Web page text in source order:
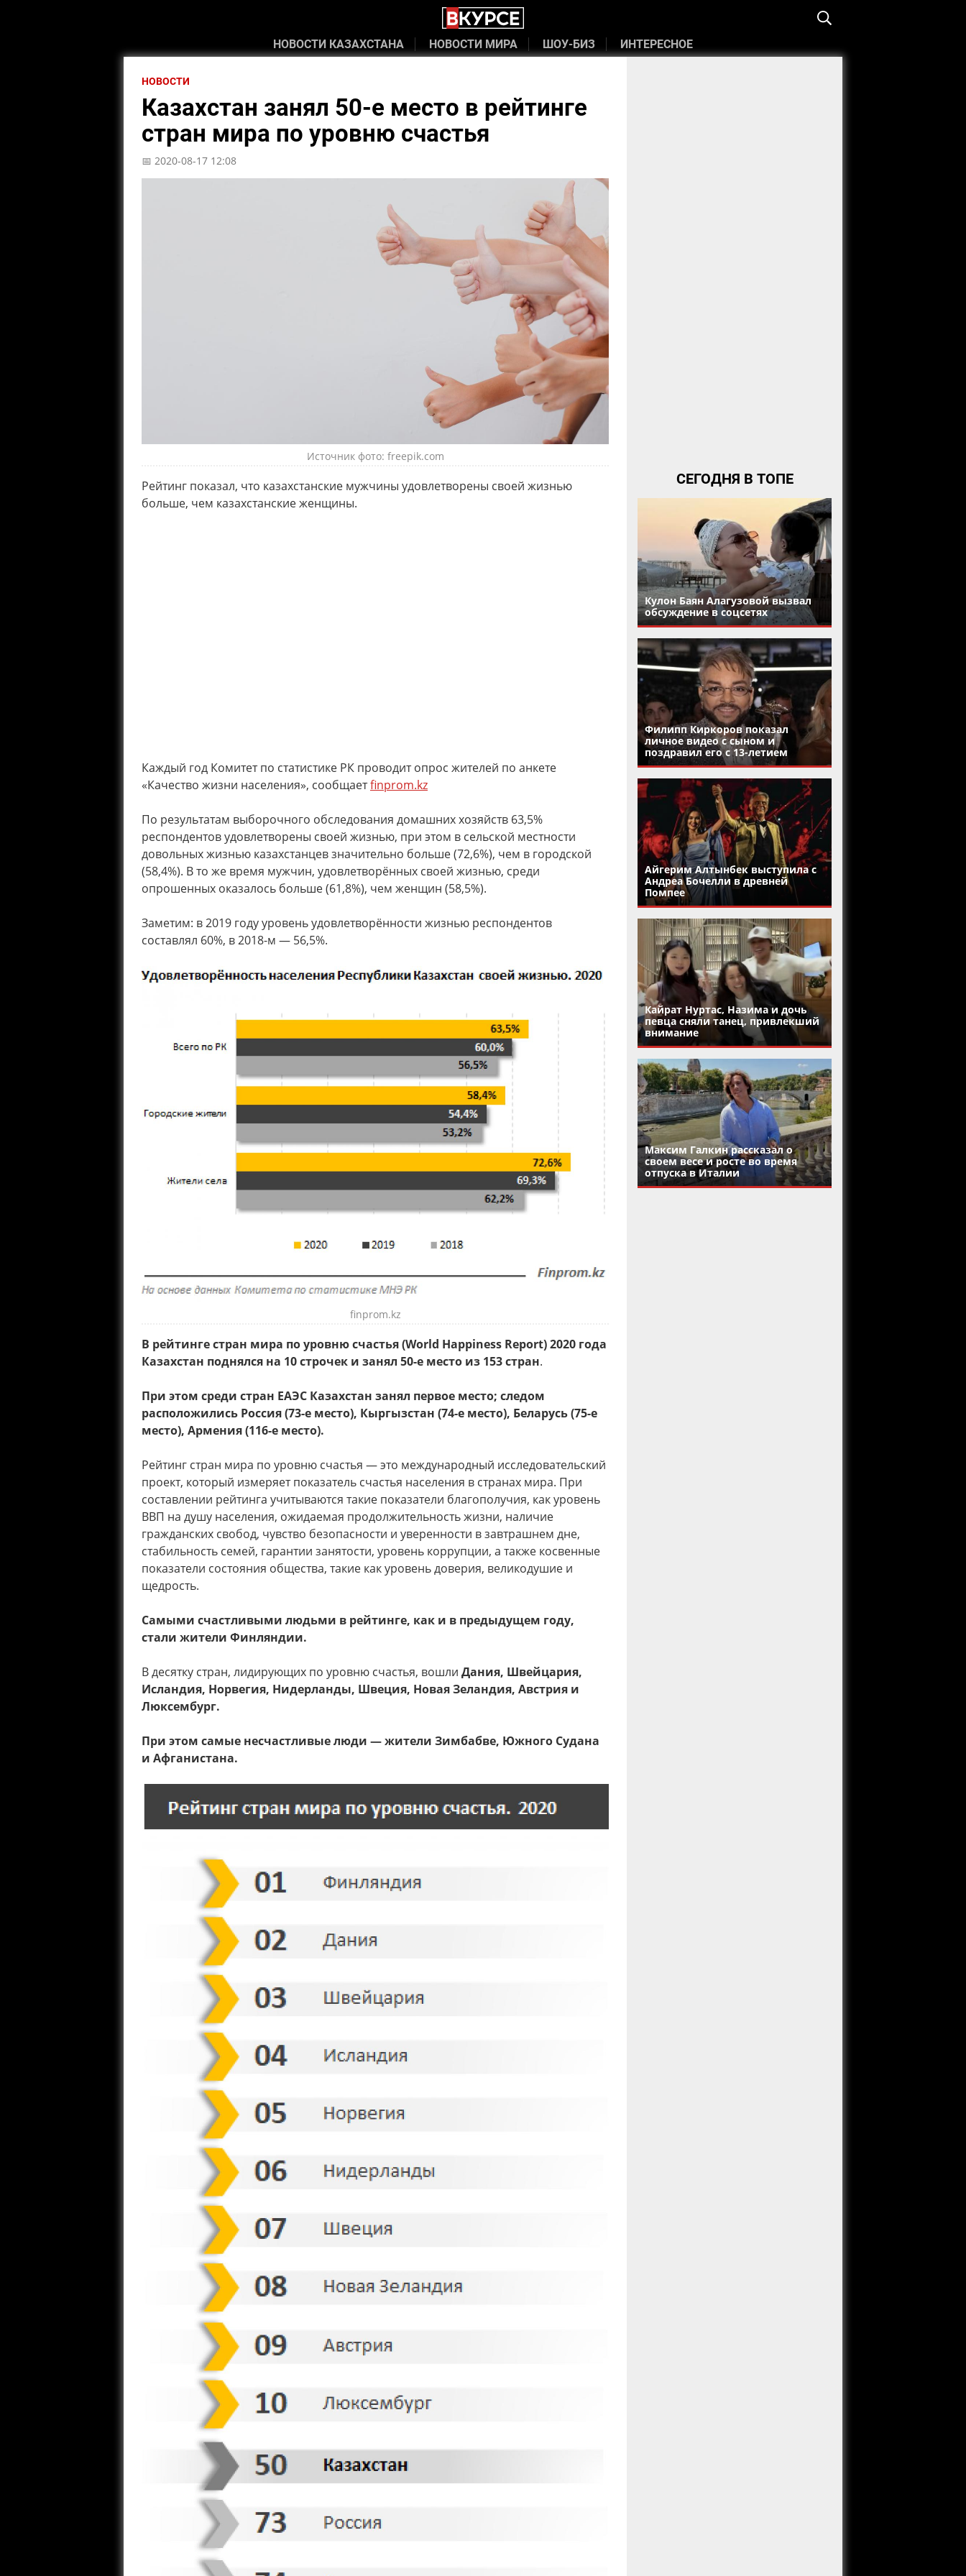
НОВОСТИ КАЗАХСТАНА НОВОСТИ МИРА ШОУ-БИЗ ИНТЕРЕСНОЕ
НОВОСТИ
Казахстан занял 50-е место в рейтинге
стран мира по уровню счастья
📅 2020-08-17 12:08
Источник фото: freepik.com
Рейтинг показал, что казахстанские мужчины удовлетворены своей жизнью
больше, чем казахстанские женщины.
Каждый год Комитет по статистике РК проводит опрос жителей по анкете
«Качество жизни населения», сообщаетfinprom.kz
По результатам выборочного обследования домашних хозяйств 63,5%
респондентов удовлетворены своей жизнью, при этом в сельской местности
довольных жизнью казахстанцев значительно больше (72,6%), чем в городской
(58,4%). В то же время мужчин, удовлетворённых своей жизнью, среди
опрошенных оказалось больше (61,8%), чем женщин (58,5%).
Заметим: в 2019 году уровень удовлетворённости жизнью респондентов
составлял 60%, в 2018-м — 56,5%.
finprom.kz
В рейтинге стран мира по уровню счастья (World Happiness Report) 2020 года
Казахстан поднялся на 10 строчек и занял 50-е место из 153 стран.
При этом среди стран ЕАЭС Казахстан занял первое место; следом
расположились Россия (73-е место), Кыргызстан (74-е место), Беларусь (75-е
место), Армения (116-е место).
Рейтинг стран мира по уровню счастья — это международный исследовательский
проект, который измеряет показатель счастья населения в странах мира. При
составлении рейтинга учитываются такие показатели благополучия, как уровень
ВВП на душу населения, ожидаемая продолжительность жизни, наличие
гражданских свобод, чувство безопасности и уверенности в завтрашнем дне,
стабильность семей, гарантии занятости, уровень коррупции, а также косвенные
показатели состояния общества, такие как уровень доверия, великодушие и
щедрость.
Самыми счастливыми людьми в рейтинге, как и в предыдущем году,
стали жители Финляндии.
В десятку стран, лидирующих по уровню счастья, вошли Дания, Швейцария,
Исландия, Норвегия, Нидерланды, Швеция, Новая Зеландия, Австрия и
Люксембург.
При этом самые несчастливые люди — жители Зимбабве, Южного Судана
и Афганистана.
СЕГОДНЯ В ТОПЕ
Кулон Баян Алагузовой вызвал
обсуждение в соцсетях
Филипп Киркоров показал
личное видео с сыном и
поздравил его с 13-летием
Айгерим Алтынбек выступила с
Андреа Бочелли в древней
Помпее
Кайрат Нуртас, Назима и дочь
певца сняли танец, привлекший
внимание
Максим Галкин рассказал о
своем весе и росте во время
отпуска в Италии